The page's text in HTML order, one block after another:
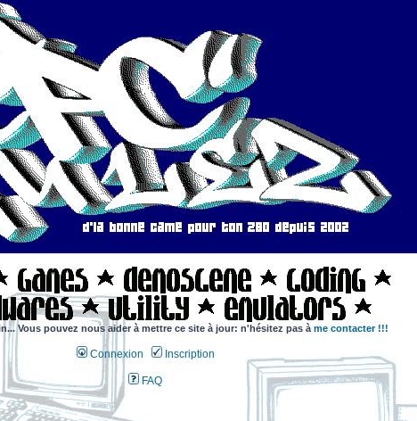
Vous pouvez nous aider à mettre ce site à jour: n'hésitez pas à me contacter !!!
Connexion Inscription
FAQ